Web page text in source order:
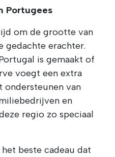
Portugees
om de grootte van
gedachte erachter.
is gemaakt of
voegt een extra
ondersteunen van
en
regio zo speciaal
beste cadeau dat